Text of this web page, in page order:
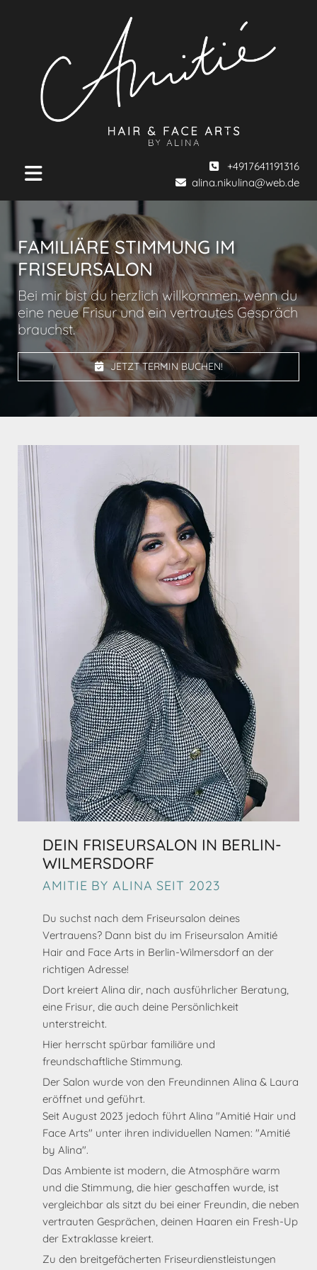
 +4917641191316
 alina.nikulina@web.de
FAMILIÄRE STIMMUNG IM
FRISEURSALON
Bei mir bist du herzlich willkommen, wenn du
eine neue Frisur und ein vertrautes Gespräch
brauchst.
JETZT TERMIN BUCHEN!
DEIN FRISEURSALON IN BERLIN-
WILMERSDORF
AMITIE BY ALINA SEIT 2023
Du suchst nach dem Friseursalon deines
Vertrauens? Dann bist du im Friseursalon Amitié
Hair and Face Arts in Berlin-Wilmersdorf an der
richtigen Adresse!
Dort kreiert Alina dir, nach ausführlicher Beratung,
eine Frisur, die auch deine Persönlichkeit
unterstreicht.
Hier herrscht spürbar familiäre und
freundschaftliche Stimmung.
Der Salon wurde von den Freundinnen Alina & Laura
eröffnet und geführt.
Seit August 2023 jedoch führt Alina "Amitié Hair und
Face Arts" unter ihren individuellen Namen: "Amitié
by Alina".
Das Ambiente ist modern, die Atmosphäre warm
und die Stimmung, die hier geschaffen wurde, ist
vergleichbar als sitzt du bei einer Freundin, die neben
vertrauten Gesprächen, deinen Haaren ein Fresh-Up
der Extraklasse kreiert.
Zu den breitgefächerten Friseurdienstleistungen